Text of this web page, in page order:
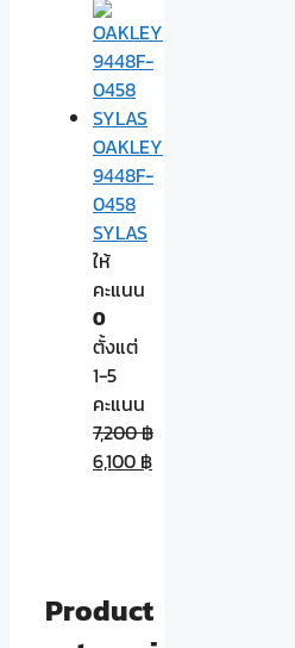
OAKLEY
9448F-
0458
SYLAS
ให้
คะแนน
0
ตั้งแต่
1-5
คะแนน
7,200฿
6,100 ฿
Product